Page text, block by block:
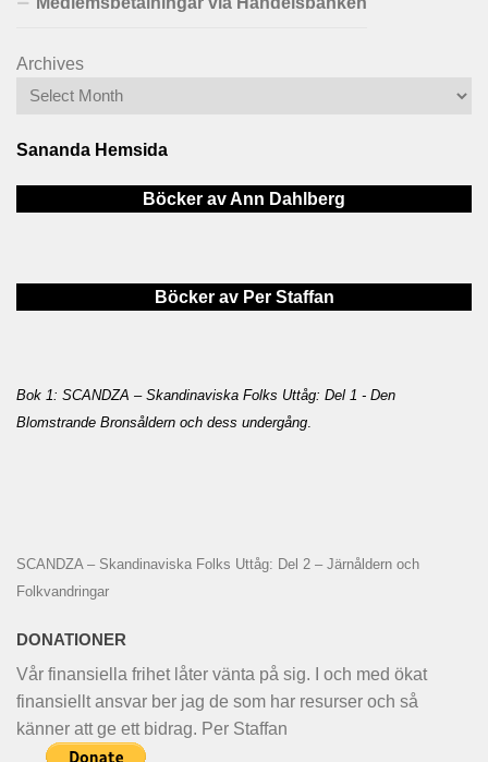
Archives
Sananda Hemsida
Böcker av Ann Dahlberg
Böcker av Per Staffan
Bok 1: SCANDZA – Skandinaviska Folks Uttåg: Del 1 - Den
Blomstrande Bronsåldern och dess undergång
SCANDZA – Skandinaviska Folks Uttåg: Del 2 – Järnåldern och
Folkvandringar
DONATIONER
Vår finansiella frihet låter vänta på sig. I och med ökat
finansiellt ansvar ber jag de som har resurser och så
känner att ge ett bidrag. Per Staffan